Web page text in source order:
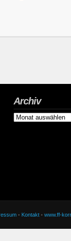
Archiv
Archiv
• Kontakt • www.ff-